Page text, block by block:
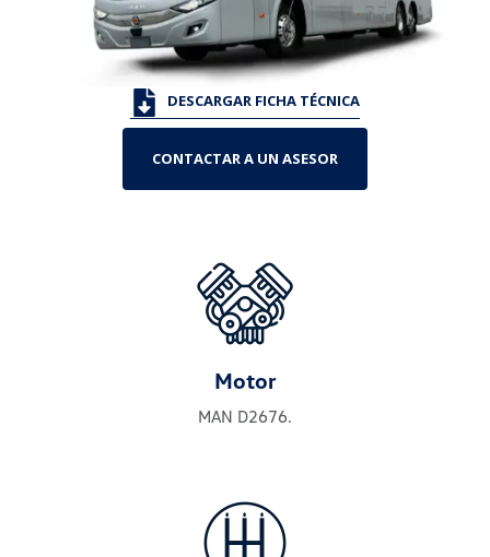
DESCARGAR FICHA TÉCNICA
CONTACTAR A UN ASESOR
Motor
MAN D2676.